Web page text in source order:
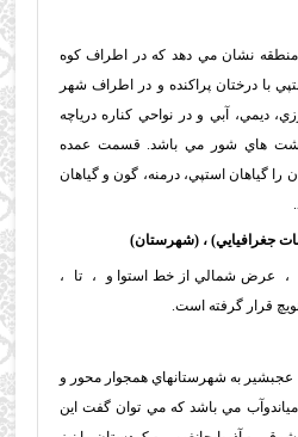
نشان مي دهد كه در اطراف كوه
با درختان پراكنده و در اطراف شهر
ديمي، آبي و در نواحي كناره درياچه
دشت هاي شور مي باشد. قسمت عمده
گياهان استپي، درمنه، گون و گياهان
جغرافيايي) ، (شهرستان)
، عرض شمالي از خط استوا و ، تا ،
قرار گرفته است.
به شهرستانهاي همجوار محور و
مي باشد كه مي توان گفت اين